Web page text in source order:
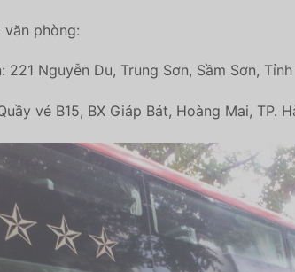
phòng:
221 Nguyễn Du, Trung Sơn, Sầm Sơn,
vé B15, BX Giáp Bát, Hoàng Mai, TP.